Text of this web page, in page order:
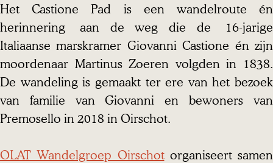
e
Het Castione Pad is een wandelroute én
herinnering aan de weg die de 16-jarige
Italiaanse marskramer Giovanni Castione én zijn
moordenaar Martinus Zoeren volgden in 1838.
De wandeling is gemaakt ter ere van het bezoek
van familie van Giovanni en bewoners van
Premosello in 2018 in Oirschot.
OLAT Wandelgroep Oirschotorganiseert samen